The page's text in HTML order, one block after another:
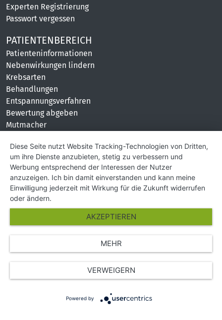
Experten Registrierung
Passwort vergessen
PATIENTENBEREICH
Patienteninformationen
Nebenwirkungen lindern
Krebsarten
Behandlungen
Entspannungsverfahren
Bewertung abgeben
Mutmacher
KONTAKT
Impressum
Hilfe und Kontakt
Partner
Presse
Über Uns
© Copyright 2026 SGK Stärker gegen Krebs
Diese Seite nutzt Website Tracking-Technologien von Dritten,
um ihre Dienste anzubieten, stetig zu verbessern und
Werbung entsprechend der Interessen der Nutzer
anzuzeigen. Ich bin damit einverstanden und kann meine
Einwilligung jederzeit mit Wirkung für die Zukunft widerrufen
oder ändern.
VERWEIGERN
AKZEPTIEREN
MEHR
Powered by